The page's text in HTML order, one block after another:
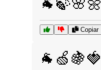
Copiar
🐐🍏🍇🍓